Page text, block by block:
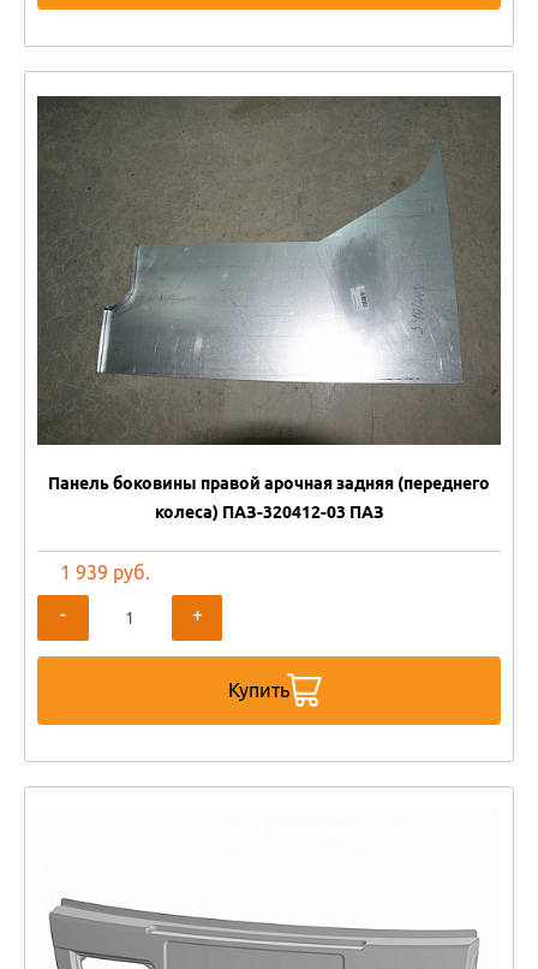
Панель боковины правой арочная задняя (переднего
колеса) ПАЗ-320412-03 ПАЗ
1 939 руб.
-
+
Купить